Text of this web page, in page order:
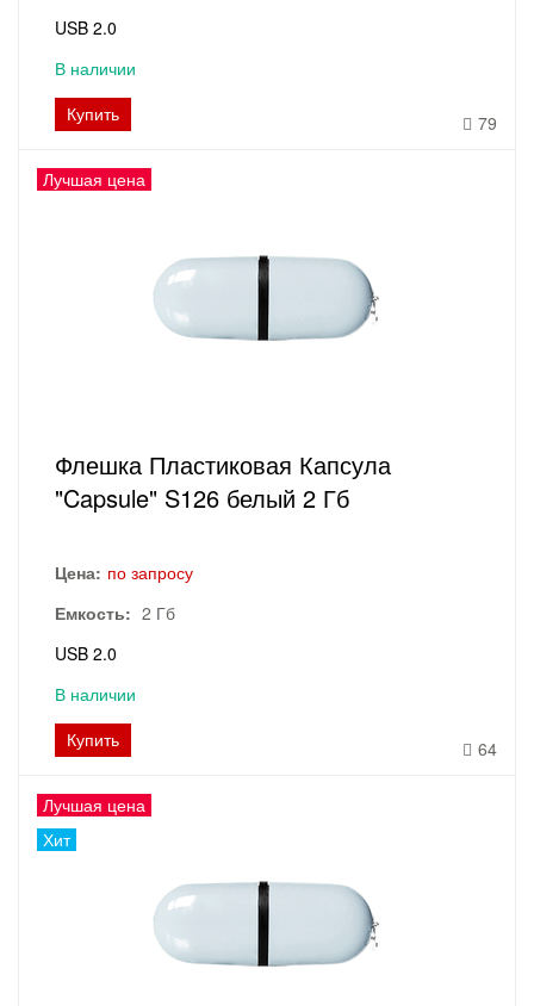
USB 2.0
В наличии
Купить
79
Лучшая цена
Флешка Пластиковая Капсула
"Capsule" S126 белый 2 Гб
Цена: по запросу
Емкость: 2 Гб
USB 2.0
В наличии
Купить
64
Лучшая цена
Хит